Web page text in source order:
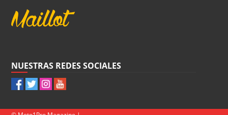
NUESTRAS REDES SOCIALES